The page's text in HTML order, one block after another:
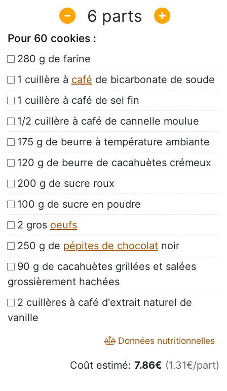
6
Pour 60 cookies :
280 g de farine
1 cuillère à café de bicarbonate de soude
1 cuillère à café de sel fin
1/2 cuillère à café de cannelle moulue
175 g de beurre à température ambiante
120 g de beurre de cacahuètes crémeux
200 g de sucre roux
100 g de sucre en poudre
2 gros oeufs
250 g de pépites de chocolat noir
90 g de cacahuètes grillées et salées
grossièrement hachées
2 cuillères à café d'extrait naturel de
vanille
Données nutritionnelles
Coût estimé: 7.86€ (1.31€/part)